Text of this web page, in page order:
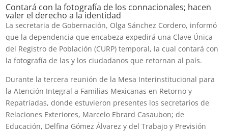
Contará con la fotografía de los connacionales; hacen
valer el derecho a la identidad
La secretaria de Gobernación, Olga Sánchez Cordero, informó
que la dependencia que encabeza expedirá una Clave Única
del Registro de Población (CURP) temporal, la cual contará con
la fotografía de las y los ciudadanos que retornan al país.
Durante la tercera reunión de la Mesa Interinstitucional para
la Atención Integral a Familias Mexicanas en Retorno y
Repatriadas, donde estuvieron presentes los secretarios de
Relaciones Exteriores, Marcelo Ebrard Casaubon; de
Educación, Delfina Gómez Álvarez y del Trabajo y Previsión